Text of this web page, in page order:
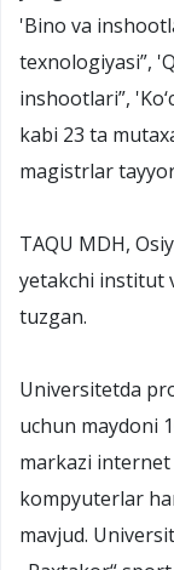
'Bino va
texnologiyasi”,
inshootlari”,
kabi 23 ta
magistrlar
TAQU MDH,
yetakchi institut
tuzgan.
Universitetda
uchun maydoni
markazi
kompyuterlar
mavjud.